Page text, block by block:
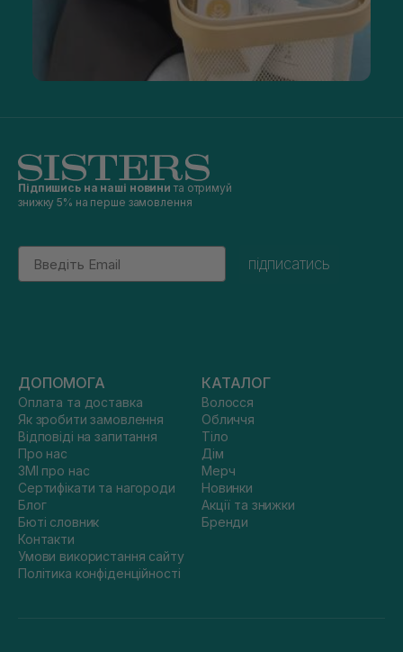
Підпишись на наші новини та отримуй
знижку 5% на перше замовлення
Email
підписатись
ДОПОМОГА
Оплата та доставка
Як зробити замовлення
Відповіді на запитання
Про нас
ЗМІ про нас
Сертифікати та нагороди
Блог
Бюті словник
Контакти
Умови використання сайту
Політика конфіденційності
КАТАЛОГ
Волосся
Обличчя
Тіло
Дім
Мерч
Новинки
Акції та знижки
Бренди